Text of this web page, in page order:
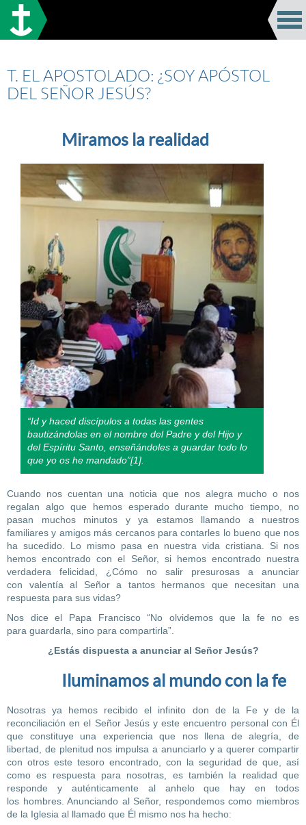
T. EL APOSTOLADO: ¿SOY APÓSTOL
DEL SEÑOR JESÚS?
Miramos la realidad
“Id y haced discípulos a todas las gentes
bautizándolas en el nombre del Padre y del Hijo y
del Espíritu Santo, enseñándoles a guardar todo lo
que yo os he mandado”[1].
Cuando nos cuentan una noticia que nos alegra mucho o nos
regalan algo que hemos esperado durante mucho tiempo, no
pasan muchos minutos y ya estamos llamando a nuestros
familiares y amigos más cercanos para contarles lo bueno que nos
ha sucedido. Lo mismo pasa en nuestra vida cristiana. Si nos
hemos encontrado con el Señor, si hemos encontrado nuestra
verdadera felicidad, ¿Cómo no salir presurosas a anunciar
con valentía al Señor a tantos hermanos que necesitan una
respuesta para sus vidas?
Nos dice el Papa Francisco “No olvidemos que la fe no es
para guardarla, sino para compartirla”.
¿Estás dispuesta a anunciar al Señor Jesús?
Iluminamos al mundo con la fe
Nosotras ya hemos recibido el infinito don de la Fe y de la
reconciliación en el Señor Jesús y este encuentro personal con Él
que constituye una experiencia que nos llena de alegría, de
libertad, de plenitud nos impulsa a anunciarlo y a querer compartir
con otros este tesoro encontrado, con la seguridad de que, así
como es respuesta para nosotras, es también la realidad que
responde y auténticamente al anhelo que hay en todos
los hombres. Anunciando al Señor, respondemos como miembros
de la Iglesia al llamado que Él mismo nos ha hecho: